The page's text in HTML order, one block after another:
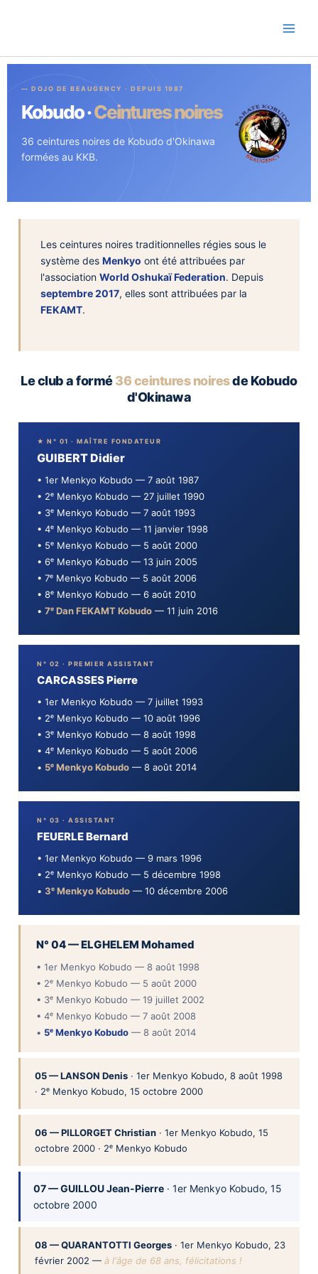
— DOJO DE BEAUGENCY · DEPUIS 1987
Kobudo ·Ceintures noires
36 ceintures noires de Kobudo d'Okinawa
formées au KKB.
Les ceintures noires traditionnelles régies sous le
système des Menkyo ont été attribuées par
l'association World Oshukaï Federation. Depuis
septembre 2017, elles sont attribuées par la
FEKAMT.
Le club a formé36 ceintures noiresde Kobudo
d'Okinawa
★ N° 01 · MAÎTRE FONDATEUR
GUIBERT Didier
• 1er Menkyo Kobudo — 7 août 1987
• 2ᵉ Menkyo Kobudo — 27 juillet 1990
• 3ᵉ Menkyo Kobudo — 7 août 1993
• 4ᵉ Menkyo Kobudo — 11 janvier 1998
• 5ᵉ Menkyo Kobudo — 5 août 2000
• 6ᵉ Menkyo Kobudo — 13 juin 2005
• 7ᵉ Menkyo Kobudo — 5 août 2006
• 8ᵉ Menkyo Kobudo — 6 août 2010
• 7ᵉ Dan FEKAMT Kobudo — 11 juin 2016
N° 02 · PREMIER ASSISTANT
CARCASSES Pierre
• 1er Menkyo Kobudo — 7 juillet 1993
• 2ᵉ Menkyo Kobudo — 10 août 1996
• 3ᵉ Menkyo Kobudo — 8 août 1998
• 4ᵉ Menkyo Kobudo — 5 août 2006
• 5ᵉ Menkyo Kobudo — 8 août 2014
N° 03 · ASSISTANT
FEUERLE Bernard
• 1er Menkyo Kobudo — 9 mars 1996
• 2ᵉ Menkyo Kobudo — 5 décembre 1998
• 3ᵉ Menkyo Kobudo — 10 décembre 2006
N° 04 — ELGHELEM Mohamed
• 1er Menkyo Kobudo — 8 août 1998
• 2ᵉ Menkyo Kobudo — 5 août 2000
• 3ᵉ Menkyo Kobudo — 19 juillet 2002
• 4ᵉ Menkyo Kobudo — 7 août 2008
• 5ᵉ Menkyo Kobudo — 8 août 2014
05 — LANSON Denis · 1er Menkyo Kobudo, 8 août 1998
· 2ᵉ Menkyo Kobudo, 15 octobre 2000
06 — PILLORGET Christian · 1er Menkyo Kobudo, 15
octobre 2000 · 2ᵉ Menkyo Kobudo
07 — GUILLOU Jean-Pierre · 1er Menkyo Kobudo, 15
octobre 2000
08 — QUARANTOTTI Georges · 1er Menkyo Kobudo, 23
février 2002 — à l'âge de 68 ans, félicitations !